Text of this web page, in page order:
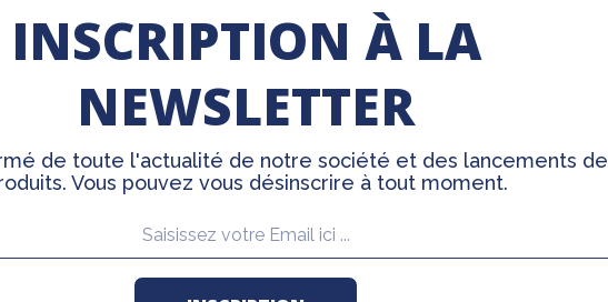
INSCRIPTION À LA
NEWSLETTER
de toute l'actualité de notre société et des lancements de
Vous pouvez vous désinscrire à tout moment.